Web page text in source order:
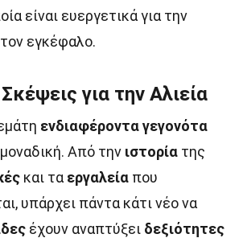
είναι ευεργετικά για την
εγκέφαλο.
για την Αλιεία
ενδιαφέροντα γεγονότα
Από την ιστορία της
και τα εργαλεία που
υπάρχει πάντα κάτι νέο να
έχουν αναπτύξει δεξιότητες